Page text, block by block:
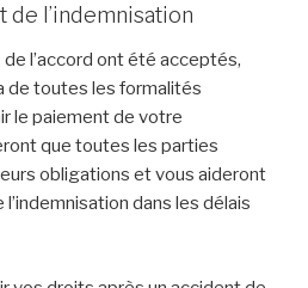
l’indemnisation
l’accord ont été acceptés,
de toutes les formalités
le paiement de votre
que toutes les parties
obligations et vous aideront
dans les délais